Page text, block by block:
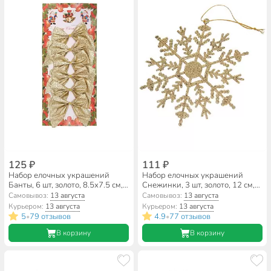
125 ₽
Набор елочных украшений
Банты, 6 шт, золото, 8.5х7.5 см,
текстиль, SYHDJ-3419111A
Самовывоз: 13 августа
Курьером: 13 августа
5•79 отзывов
В корзину
111 ₽
Набор елочных украшений
Снежинки, 3 шт, золото, 12 см,
пластик, SYLKL-4919155
Самовывоз: 13 августа
Курьером: 13 августа
4.9•77 отзывов
В корзину